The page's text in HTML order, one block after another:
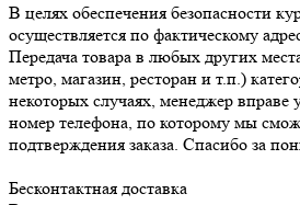
В целях обеспечения безопасности
осуществляется по фактическому
Передача товара в любых других
метро, магазин, ресторан и т.п.)
некоторых случаях, менеджер вправе
номер телефона, по которому мы
подтверждения заказа. Спасибо за
Бесконтактная доставка